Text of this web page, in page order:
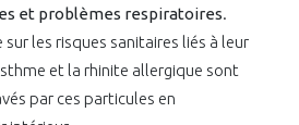
et problèmes respiratoires.
sur les risques sanitaires liés à leur
et la rhinite allergique sont
par ces particules en